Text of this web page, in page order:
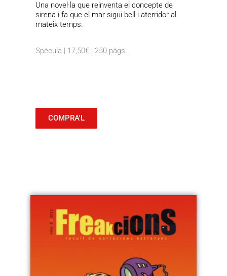
Una novel·la que reinventa el concepte de
sirena i fa que el mar sigui bell i aterridor al
mateix temps.
Spècula | 17,50€ | 250 pàgs.
COMPRA'L